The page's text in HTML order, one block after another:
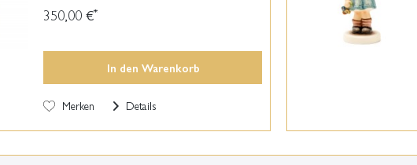
ernsthaft sich unser...
350,00 €*
In den Warenkorb
Merken Details